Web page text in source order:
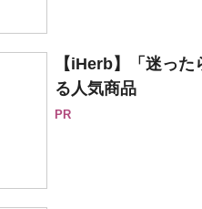
【iHerb】「迷っ
る人気商品
PR